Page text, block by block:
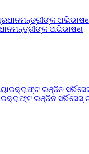
ଅଭିଭାଷଣ
ଇଞ୍ଜିନ